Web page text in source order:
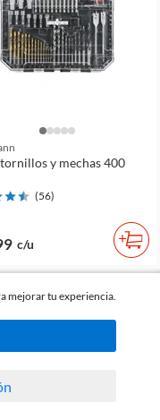
y mechas 400
(56)
c/u
mejorar tu experiencia.